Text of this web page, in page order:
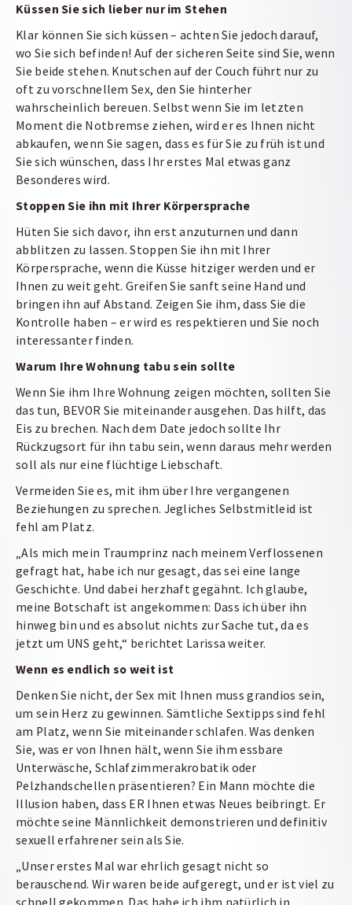
Küssen Sie sich lieber nur im Stehen
Klar können Sie sich küssen – achten Sie jedoch darauf,
wo Sie sich befinden! Auf der sicheren Seite sind Sie, wenn
Sie beide stehen. Knutschen auf der Couch führt nur zu
oft zu vorschnellem Sex, den Sie hinterher
wahrscheinlich bereuen. Selbst wenn Sie im letzten
Moment die Notbremse ziehen, wird er es Ihnen nicht
abkaufen, wenn Sie sagen, dass es für Sie zu früh ist und
Sie sich wünschen, dass Ihr erstes Mal etwas ganz
Besonderes wird.
Stoppen Sie ihn mit Ihrer Körpersprache
Hüten Sie sich davor, ihn erst anzuturnen und dann
abblitzen zu lassen. Stoppen Sie ihn mit Ihrer
Körpersprache, wenn die Küsse hitziger werden und er
Ihnen zu weit geht. Greifen Sie sanft seine Hand und
bringen ihn auf Abstand. Zeigen Sie ihm, dass Sie die
Kontrolle haben – er wird es respektieren und Sie noch
interessanter finden.
Warum Ihre Wohnung tabu sein sollte
Wenn Sie ihm Ihre Wohnung zeigen möchten, sollten Sie
das tun, BEVOR Sie miteinander ausgehen. Das hilft, das
Eis zu brechen. Nach dem Date jedoch sollte Ihr
Rückzugsort für ihn tabu sein, wenn daraus mehr werden
soll als nur eine flüchtige Liebschaft.
Vermeiden Sie es, mit ihm über Ihre vergangenen
Beziehungen zu sprechen. Jegliches Selbstmitleid ist
fehl am Platz.
„Als mich mein Traumprinz nach meinem Verflossenen
gefragt hat, habe ich nur gesagt, das sei eine lange
Geschichte. Und dabei herzhaft gegähnt. Ich glaube,
meine Botschaft ist angekommen: Dass ich über ihn
hinweg bin und es absolut nichts zur Sache tut, da es
jetzt um UNS geht,“ berichtet Larissa weiter.
Wenn es endlich so weit ist
Denken Sie nicht, der Sex mit Ihnen muss grandios sein,
um sein Herz zu gewinnen. Sämtliche Sextipps sind fehl
am Platz, wenn Sie miteinander schlafen. Was denken
Sie, was er von Ihnen hält, wenn Sie ihm essbare
Unterwäsche, Schlafzimmerakrobatik oder
Pelzhandschellen präsentieren? Ein Mann möchte die
Illusion haben, dass ER Ihnen etwas Neues beibringt. Er
möchte seine Männlichkeit demonstrieren und definitiv
sexuell erfahrener sein als Sie.
„Unser erstes Mal war ehrlich gesagt nicht so
berauschend. Wir waren beide aufgeregt, und er ist viel zu